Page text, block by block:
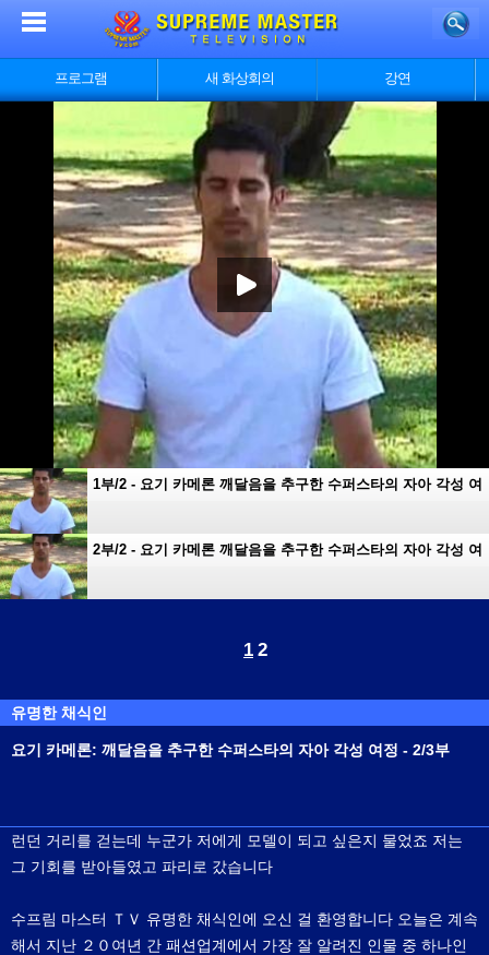
프로그램 새 화상회의 강연
1부/2 - 요기 카메론 깨달음을 추구한 수퍼스타의 자아 각성 여
2부/2 - 요기 카메론 깨달음을 추구한 수퍼스타의 자아 각성 여
1 2
유명한 채식인
요기 카메론: 깨달음을 추구한 수퍼스타의 자아 각성 여정 - 2/3부
런던 거리를 걷는데 누군가 저에게 모델이 되고 싶은지 물었죠 저는
그 기회를 받아들였고 파리로 갔습니다
수프림 마스터 ＴＶ 유명한 채식인에 오신 걸 환영합니다 오늘은 계속
해서 지난 ２０여년 간 패션업계에서 가장 잘 알려진 인물 중 하나인